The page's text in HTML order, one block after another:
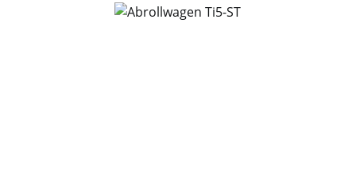
Ignorer la galerie d'images